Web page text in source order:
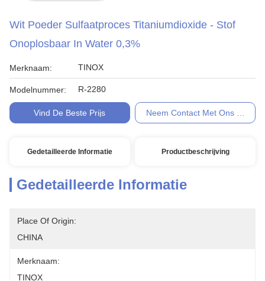
Wit Poeder Sulfaatproces Titaniumdioxide - Stof
Onoplosbaar In Water 0,3%
Merknaam: TINOX
Modelnummer: R-2280
Vind De Beste Prijs Neem Contact Met Ons Op
Gedetailleerde Informatie Productbeschrijving
Gedetailleerde Informatie
Place Of Origin:
CHINA
Merknaam:
TINOX